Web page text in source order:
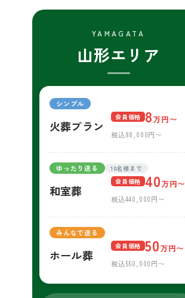
YAMAGATA
山形エリア
シンプル
火葬プラン
会員価格 8万円〜
税込88,000円〜
ゆったり送る 10名様まで
和室葬
会員価格 40万円〜
税込440,000円〜
みんなで送る
ホール葬
会員価格 50万円〜
税込550,000円〜